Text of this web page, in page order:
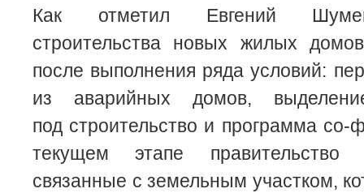
Как отметил Евгений
строительства новых жилых
после выполнения ряда условий:
из аварийных домов,
под строительство и программа
текущем этапе правительство
связанные с земельным участком,